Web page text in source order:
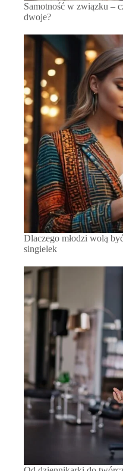
Samotność w związku –
dwoje?
Dlaczego młodzi wolą
singielek